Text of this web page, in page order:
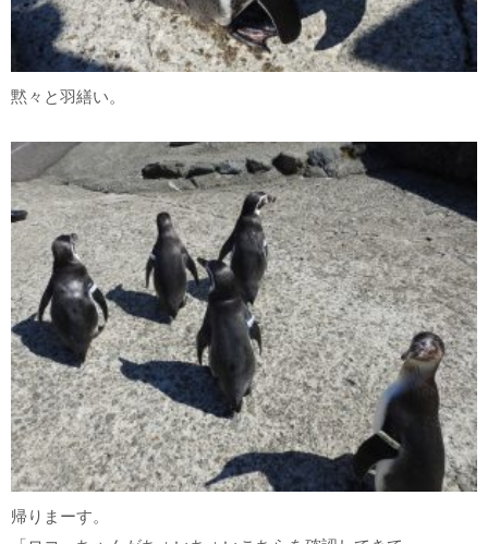
黙々と羽繕い。
帰りまーす。